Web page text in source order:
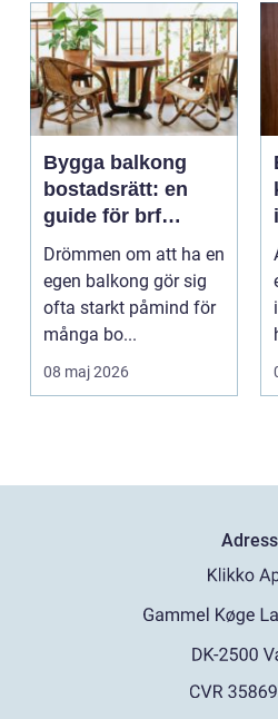
Bygga balkong
bostadsrätt: en
guide för brf
medlemmar
Drömmen om att ha en
egen balkong gör sig
ofta starkt påmind för
många bo...
08 maj 2026
Adress